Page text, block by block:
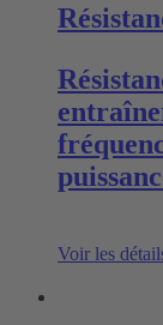
Voir les